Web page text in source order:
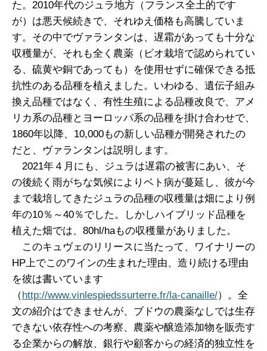
た。2010年代のジュラ地方（フランス全土的です
が）は悪天候続きで、それゆえ価格も高騰していま
す。その中でヴァランタンは、遅霜があっても十分な
収穫量が、それも全く農薬（ビオ栽培で認められてい
る、硫黄や銅であっても）を使用せずに確保できる抵
抗性のある品種を植えました。いわゆる、遺伝子組み
換え品種ではなく、有性生殖による品種改良で、アメ
リカ系の品種とヨーロッパ系の品種を掛け合わせで、
1860年以降、10,000もの新しい品種が開発されたの
だと、ヴァランタンは説明します。
2021年４月にも、ジュラは遅霜の被害にあい、そ
の後続く雨がちな気候によりベト病が蔓延し、彼が今
まで栽培してきたジュラの品種の収穫量は畑により例
年の10％～40％でした。しかしハイブリッド品種を
植えた畑では、80hl/haもの収穫量がありました。
このキュヴェのリリースに当たって、ワイナリーの
HP上でこのワインの生まれた理由、造り続ける理由
を彼は書いています
（http://www.vinlespiedssurterre.fr/la-canaille/）。全
文の紹介はできませんが、ブドウの農薬なしでは生存
できない依存性への考察、農薬や醸造添加物を販売す
る企業からの解放、銀行や顧客からの経済的独立性を